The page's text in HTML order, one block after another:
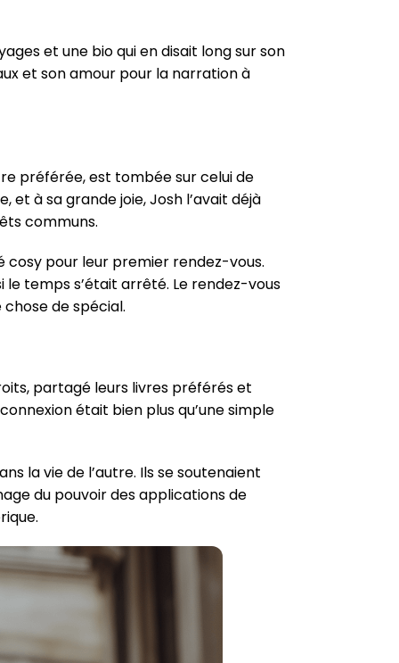
et une bio qui en disait long sur son
et son amour pour la narration à
préférée, est tombée sur celui de
et à sa grande joie, Josh l’avait déjà
communs.
cosy pour leur premier rendez-vous.
temps s’était arrêté. Le rendez-vous
chose de spécial.
partagé leurs livres préférés et
était bien plus qu’une simple
la vie de l’autre. Ils se soutenaient
du pouvoir des applications de